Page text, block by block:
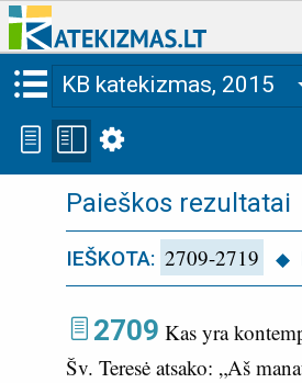
KB katekizmas, 2015
Paieškos rezultatai
IEŠKOTA: 2709-2719
2709 Kas yra
Šv. Teresė atsako: „Aš